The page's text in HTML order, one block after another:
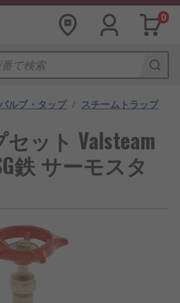
0
ルブ・タップ / スチームトラップ
ット Valsteam
鉄 サーモスタ